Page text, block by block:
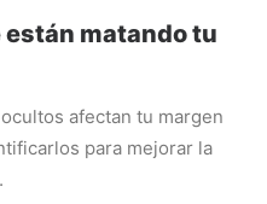
matando tu
afectan tu margen
para mejorar la